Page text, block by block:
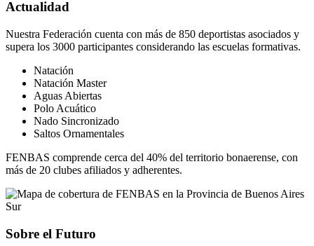
Actualidad
Nuestra Federación cuenta con más de 850 deportistas asociados y
supera los 3000 participantes considerando las escuelas formativas.
Natación
Natación Master
Aguas Abiertas
Polo Acuático
Nado Sincronizado
Saltos Ornamentales
FENBAS comprende cerca del 40% del territorio bonaerense, con
más de 20 clubes afiliados y adherentes.
Sobre el Futuro